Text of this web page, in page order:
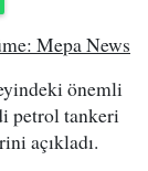
Mepa News
önemli
petrol tankeri
açıkladı.